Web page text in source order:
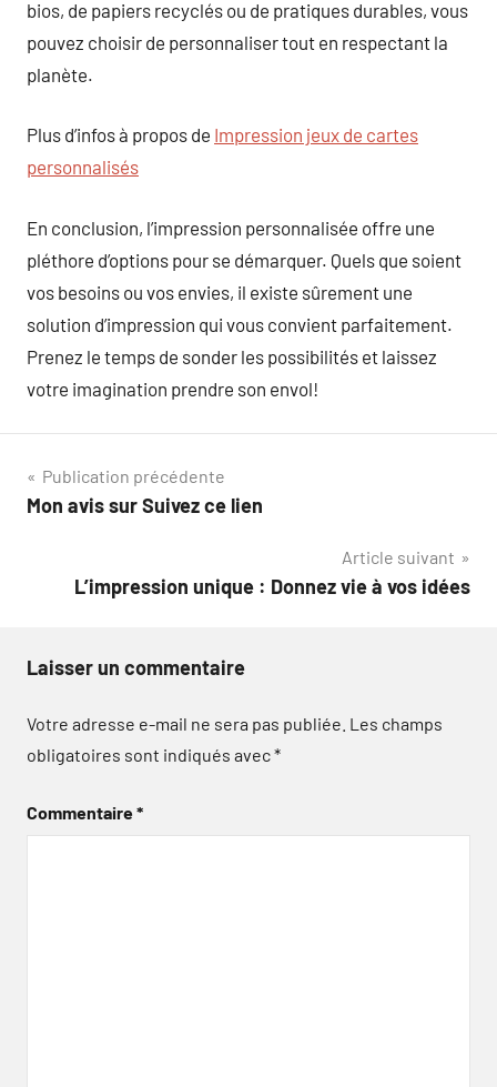
bios, de papiers recyclés ou de pratiques durables, vous
pouvez choisir de personnaliser tout en respectant la
planète.
Plus d’infos à propos de Impression jeux de cartes
personnalisés
En conclusion, l’impression personnalisée offre une
pléthore d’options pour se démarquer. Quels que soient
vos besoins ou vos envies, il existe sûrement une
solution d’impression qui vous convient parfaitement.
Prenez le temps de sonder les possibilités et laissez
votre imagination prendre son envol!
Navigation
de
Publication précédente
Mon avis sur Suivez ce lien
Article suivant
L’impression unique : Donnez vie à vos idées
Laisser un commentaire
Votre adresse e-mail ne sera pas publiée. Les champs
obligatoires sont indiqués avec*
Commentaire*